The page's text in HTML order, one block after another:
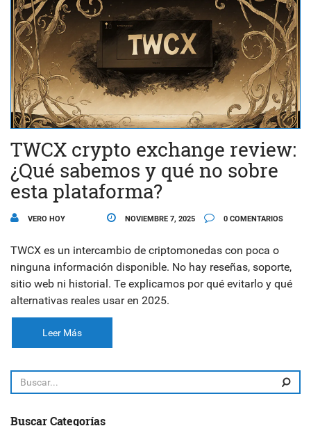
TWCX crypto exchange review:
¿Qué sabemos y qué no sobre
esta plataforma?
VERO HOY NOVIEMBRE 7, 2025 0 COMENTARIOS
TWCX es un intercambio de criptomonedas con poca o
ninguna información disponible. No hay reseñas, soporte,
sitio web ni historial. Te explicamos por qué evitarlo y qué
alternativas reales usar en 2025.
Leer Más
Buscar Categorías